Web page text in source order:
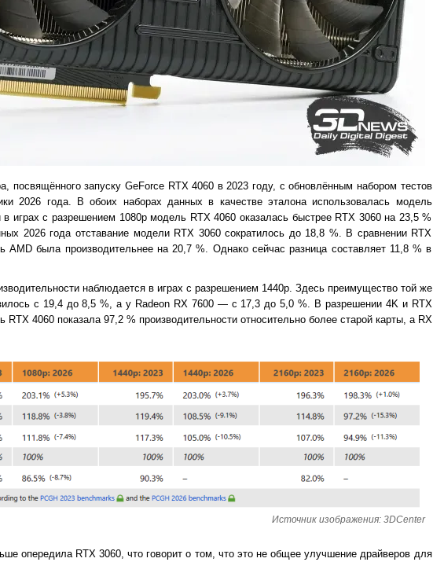
посвящённого запуску GeForce RTX 4060 в 2023 году, с обновлённым набором тестов
2026 года. В обоих наборах данных в качестве эталона использовалась модель
играх с разрешением 1080p модель RTX 4060 оказалась быстрее RTX 3060 на 23,5 %
2026 года отставание модели RTX 3060 сократилось до 18,8 %. В сравнении RTX
AMD была производительнее на 20,7 %. Однако сейчас разница составляет 11,8 % в
наблюдается в играх с разрешением 1440p. Здесь преимущество той же
с 19,4 до 8,5 %, а у Radeon RX 7600 — с 17,3 до 5,0 %. В разрешении 4K и RTX
4060 показала 97,2 % производительности относительно более старой карты, а RX
Источник изображения: 3DCenter
опередила RTX 3060, что говорит о том, что это не общее улучшение драйверов для